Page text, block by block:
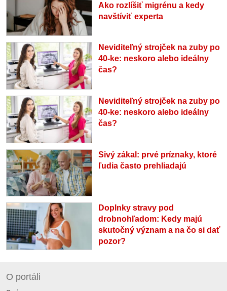
Ako rozlíšiť migrénu a kedy
navštíviť experta
Neviditeľný strojček na zuby po
40-ke: neskoro alebo ideálny
čas?
Neviditeľný strojček na zuby po
40-ke: neskoro alebo ideálny
čas?
Sivý zákal: prvé príznaky, ktoré
ľudia často prehliadajú
Doplnky stravy pod
drobnohľadom: Kedy majú
skutočný význam a na čo si dať
pozor?
O portáli